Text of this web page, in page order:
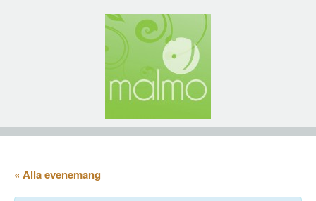
« Alla evenemang